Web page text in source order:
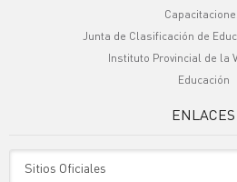
Junta de Clasificación de
Instituto Provincial de la
Educación
ENLACES